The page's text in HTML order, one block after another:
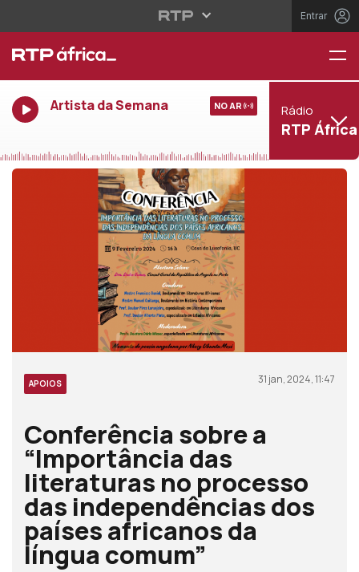
Entrar
Artista da Semana NO AR Rádio
RTP África
APOIOS 31 jan, 2024, 11:47
Conferência sobre a
“Importância das
literaturas no processo
das independências dos
países africanos da
língua comum”